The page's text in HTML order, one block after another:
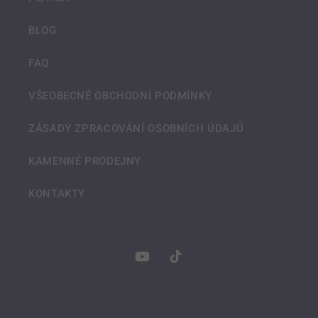
BLOG
FAQ
VŠEOBECNÉ OBCHODNÍ PODMÍNKY
ZÁSADY ZPRACOVÁNÍ OSOBNÍCH ÚDAJŮ
KAMENNÉ PRODEJNY
KONTAKTY
YouTubeTikTok